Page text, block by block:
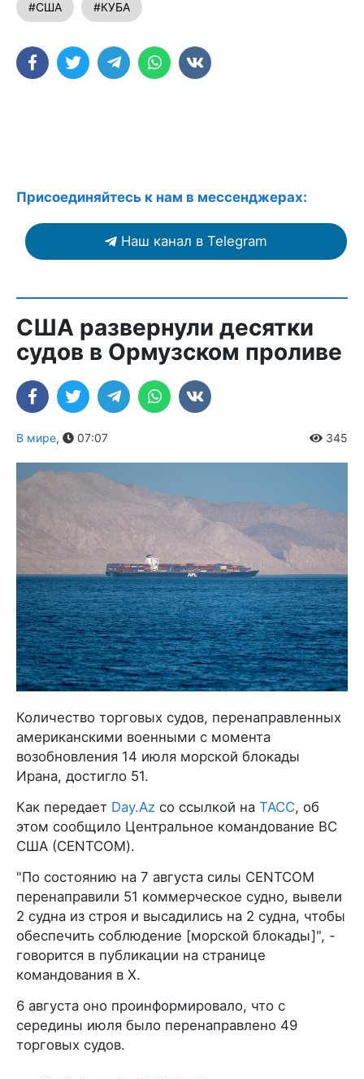
#США #КУБА
Присоединяйтесь к нам в мессенджерах:
Наш канал в Telegram
США развернули десятки
судов в Ормузском проливе
В мире, 07:07 345
Количество торговых судов, перенаправленных
американскими военными с момента
возобновления 14 июля морской блокады
Ирана, достигло 51.
Как передает Day.Az со ссылкой на ТАСС, об
этом сообщило Центральное командование ВС
США (CENTCOM).
"По состоянию на 7 августа силы CENTCOM
перенаправили 51 коммерческое судно, вывели
2 судна из строя и высадились на 2 судна, чтобы
обеспечить соблюдение [морской блокады]", -
говорится в публикации на странице
командования в X.
6 августа оно проинформировало, что с
середины июля было перенаправлено 49
торговых судов.